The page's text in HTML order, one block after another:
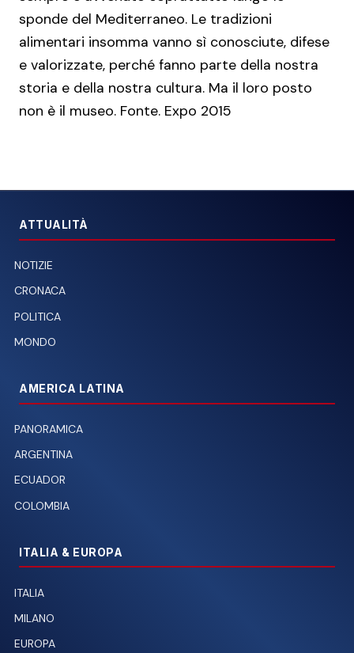
sponde del Mediterraneo. Le tradizioni
alimentari insomma vanno sì conosciute, difese
e valorizzate, perché fanno parte della nostra
storia e della nostra cultura. Ma il loro posto
non è il museo. Fonte. Expo 2015
ATTUALITÀ
NOTIZIE
CRONACA
POLITICA
MONDO
AMERICA LATINA
PANORAMICA
ARGENTINA
ECUADOR
COLOMBIA
ITALIA & EUROPA
ITALIA
MILANO
EUROPA